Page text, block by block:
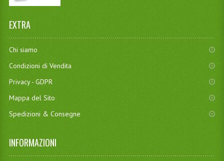
EXTRA
Chi siamo
Condizioni di Vendita
Privacy - GDPR
Mappa del Sito
Spedizioni & Consegne
INFORMAZIONI